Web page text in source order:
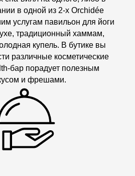
в одной из 2-х Orchidée
услугам павильон для йоги
традиционный хаммам,
купель. В бутике вы
различные косметические
бар порадует полезным
и фрешами.